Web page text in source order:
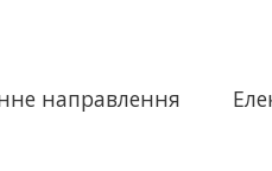
направлення